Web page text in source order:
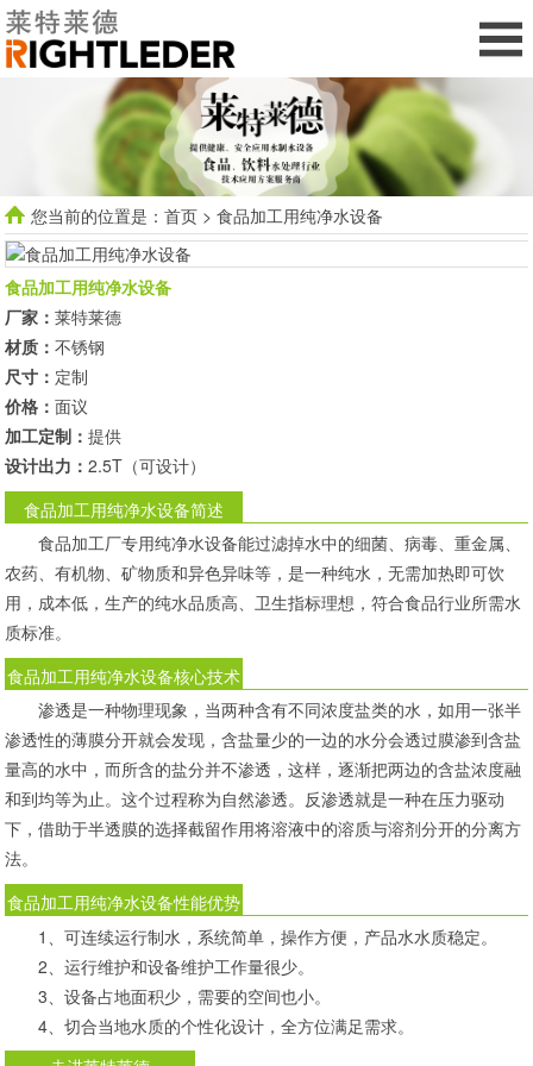
您当前的位置是：首页 > 食品加工用纯净水设备
食品加工用纯净水设备
厂家：莱特莱德
材质：不锈钢
尺寸： 定制
价格：面议
加工定制：提供
设计出力：2.5T（可设计）
食品加工用纯净水设备简述
食品加工厂专用纯净水设备能过滤掉水中的细菌、病毒、重金属、
农药、有机物、矿物质和异色异味等，是一种纯水，无需加热即可饮
用，成本低，生产的纯水品质高、卫生指标理想，符合食品行业所需水
质标准。
食品加工用纯净水设备核心技术
渗透是一种物理现象，当两种含有不同浓度盐类的水，如用一张半
渗透性的薄膜分开就会发现，含盐量少的一边的水分会透过膜渗到含盐
量高的水中，而所含的盐分并不渗透，这样，逐渐把两边的含盐浓度融
和到均等为止。这个过程称为自然渗透。反渗透就是一种在压力驱动
下，借助于半透膜的选择截留作用将溶液中的溶质与溶剂分开的分离方
法。
食品加工用纯净水设备性能优势
1、可连续运行制水，系统简单，操作方便，产品水水质稳定。
2、运行维护和设备维护工作量很少。
3、设备占地面积少，需要的空间也小。
4、切合当地水质的个性化设计，全方位满足需求。